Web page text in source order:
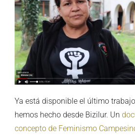
Ya está disponible el último
hemos hecho desde Bizilur. Un
concepto de Feminismo